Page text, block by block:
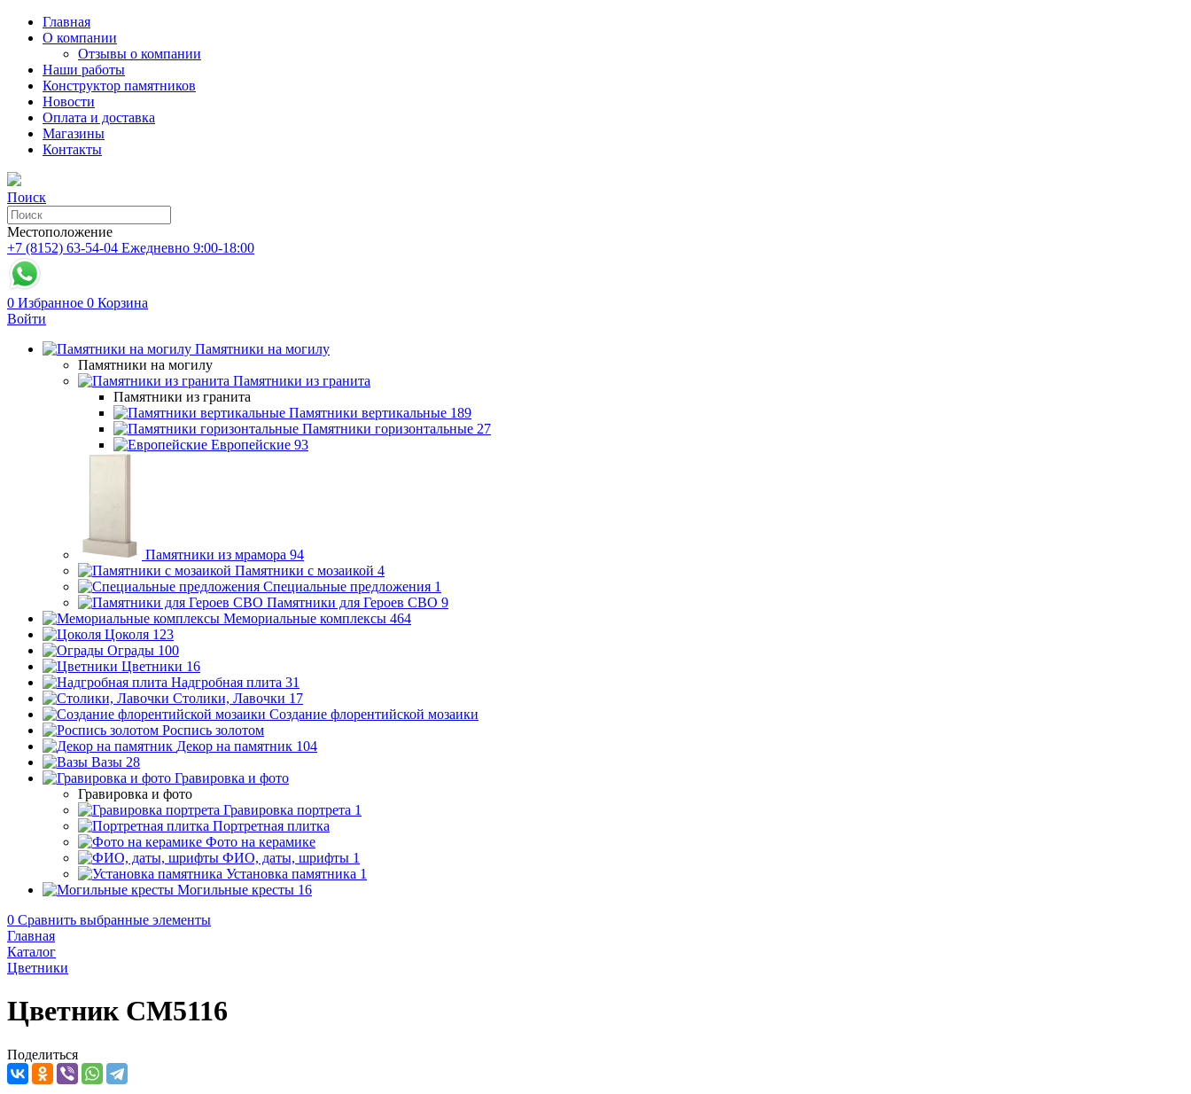
Главная
О компании
Отзывы о компании
Наши работы
Конструктор памятников
Новости
Оплата и доставка
Магазины
Контакты
Поиск
Местоположение
+7 (8152) 63-54-04 Ежедневно 9:00-18:00
0 Избранное 0 Корзина
Войти
Памятники на могилу
Памятники на могилу
Памятники из гранита
Памятники из гранита
Памятники вертикальные 189
Памятники горизонтальные 27
Европейские 93
Памятники из мрамора 94
Памятники с мозаикой 4
Специальные предложения 1
Памятники для Героев СВО 9
Мемориальные комплексы 464
Цоколя 123
Ограды 100
Цветники 16
Надгробная плита 31
Столики, Лавочки 17
Создание флорентийской мозаики
Роспись золотом
Декор на памятник 104
Вазы 28
Гравировка и фото
Гравировка и фото
Гравировка портрета 1
Портретная плитка
Фото на керамике
ФИО, даты, шрифты 1
Установка памятника 1
Могильные кресты 16
0 Сравнить выбранные элементы
Главная
Каталог
Цветники
Цветник CM5116
Поделиться